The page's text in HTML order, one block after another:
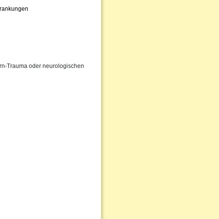
Trauma oder neurologischen